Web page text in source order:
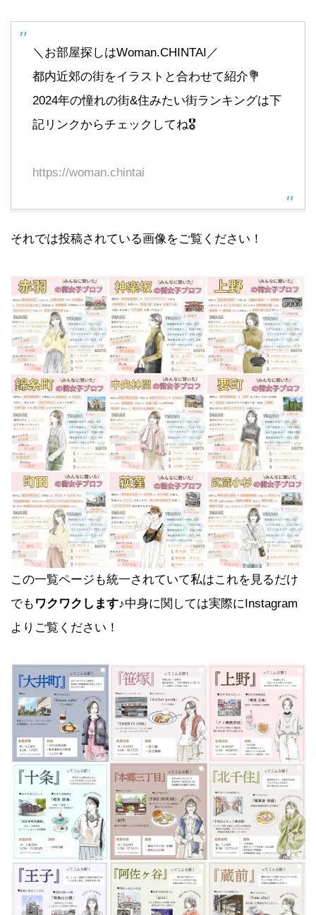
＼お部屋探しはWoman.CHINTAI／
都内近郊の街をイラストと合わせて紹介💐
2024年の憧れの街&住みたい街ランキングは下
記リンクからチェックしてね🎖️
https://woman.chintai
それでは投稿されている画像をご覧ください！
この一覧ページも統一されていて私はこれを見るだけ
でも ワクワクします♪中身に関しては実際にInstagram
よりご覧ください！